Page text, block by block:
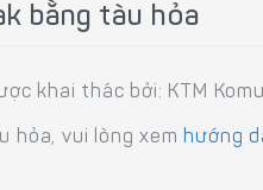
bằng tàu hỏa
khai thác bởi: KTM
hỏa, vui lòng xem hướng